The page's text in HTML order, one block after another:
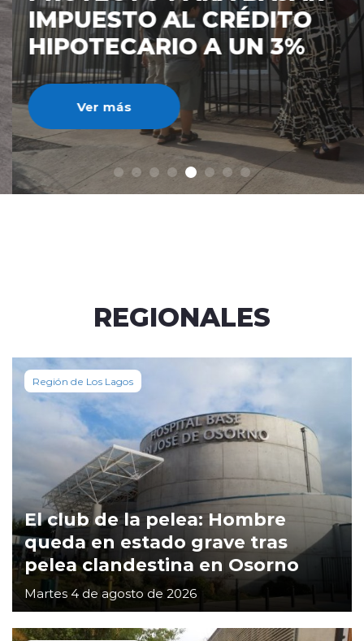
IMPUESTO AL CRÉDITO
HIPOTECARIO A UN 3%
Ver más
REGIONALES
Región de Los Lagos
El club de la pelea: Hombre
queda en estado grave tras
pelea clandestina en Osorno
Martes 4 de agosto de 2026